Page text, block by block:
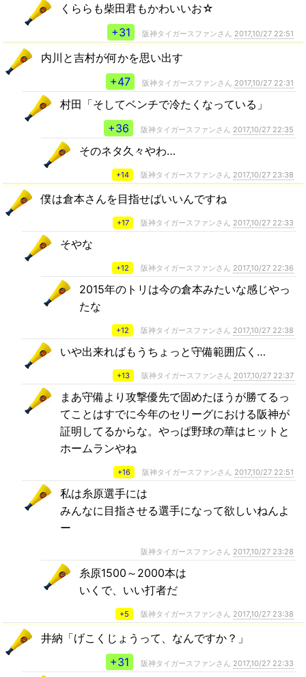
くららも柴田君もかわいいお☆
+31
阪神タイガースファンさん 2017,10/27 22:51
内川と吉村が何かを思い出す
+47
阪神タイガースファンさん 2017,10/27 22:31
村田「そしてベンチで冷たくなっている」
+36
阪神タイガースファンさん 2017,10/27 22:35
そのネタ久々やわ…
+14 阪神タイガースファンさん 2017,10/27 23:38
僕は倉本さんを目指せばいいんですね
+17 阪神タイガースファンさん 2017,10/27 22:33
そやな
+12 阪神タイガースファンさん 2017,10/27 22:36
2015年のトリは今の倉本みたいな感じやっ
たな
+12 阪神タイガースファンさん 2017,10/27 22:38
いや出来ればもうちょっと守備範囲広く…
+13 阪神タイガースファンさん 2017,10/27 22:37
まあ守備より攻撃優先で固めたほうが勝てるっ
てことはすでに今年のセリーグにおける阪神が
証明してるからな。やっぱ野球の華はヒットと
ホームランやね
+16 阪神タイガースファンさん 2017,10/27 22:51
私は糸原選手には
みんなに目指させる選手になって欲しいねんよ
ー
阪神タイガースファンさん 2017,10/27 23:28
糸原1500～2000本は
いくで、いい打者だ
+5 阪神タイガースファンさん 2017,10/27 23:38
井納「げこくじょうって、なんですか？」
+31
阪神タイガースファンさん 2017,10/27 22:33